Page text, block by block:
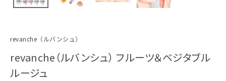
revanche（ルバンシュ）
revanche（ルバンシュ） フルーツ＆ベジタブル
ルージュ